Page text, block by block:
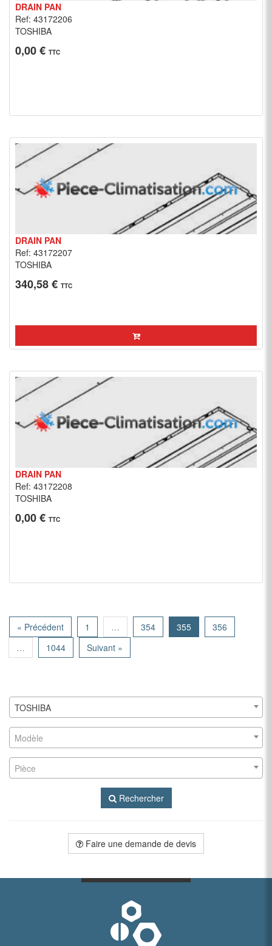
DRAIN PAN
Ref: 43172206
TOSHIBA
0,00 € TTC
DRAIN PAN
Ref: 43172207
TOSHIBA
340,58 € TTC
DRAIN PAN
Ref: 43172208
TOSHIBA
0,00 € TTC
« Précédent 1 … 354 355
356
…
1044 Suivant »
TOSHIBA
Modèle
Pièce
Rechercher
Faire une demande de devis